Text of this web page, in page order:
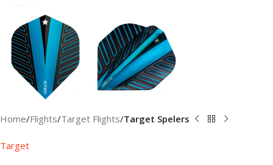
Home Flights Target Flights Target Spelers
Target